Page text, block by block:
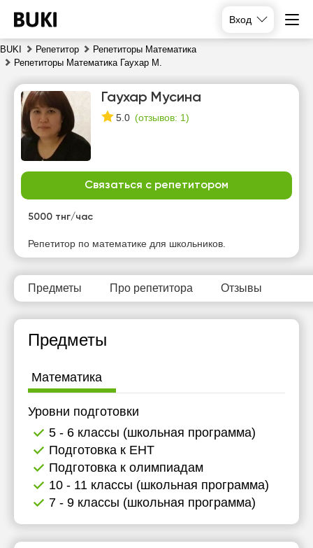
Вход
BUKI Репетитор
Репетиторы Математика
Репетиторы Математика Гаухар М.
Гаухар Мусина
5.0 (отзывов: 1)
Связаться с репетитором
5000 тнг/час
Репетитор по математике для школьников.
Предметы Про репетитора Отзывы
Предметы
Математика
Уровни подготовки
5 - 6 классы (школьная программа)
Подготовка к ЕНТ
Подготовка к олимпиадам
10 - 11 классы (школьная программа)
7 - 9 классы (школьная программа)
вт
ср
17:00
17:30
18:00
16:00
16:30
17:00
16:00
16:30
17:00
16:30
17:00